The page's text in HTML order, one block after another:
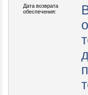
Дата возврата
обеспечения: